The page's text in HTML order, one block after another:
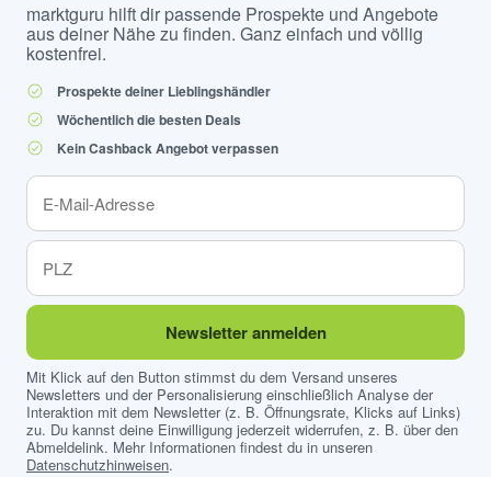
marktguru hilft dir passende Prospekte und Angebote
aus deiner Nähe zu finden. Ganz einfach und völlig
kostenfrei.
Prospekte deiner Lieblingshändler
Wöchentlich die besten Deals
Kein Cashback Angebot verpassen
Newsletter anmelden
Mit Klick auf den Button stimmst du dem Versand unseres
Newsletters und der Personalisierung einschließlich Analyse der
Interaktion mit dem Newsletter (z. B. Öffnungsrate, Klicks auf Links)
zu. Du kannst deine Einwilligung jederzeit widerrufen, z. B. über den
Abmeldelink. Mehr Informationen findest du in unseren
Datenschutzhinweisen.